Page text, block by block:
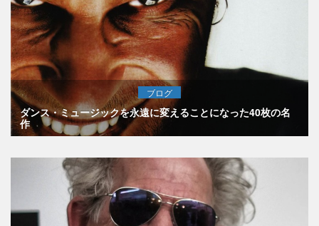
ブログ
ダンス・ミュージックを永遠に変えることになった40枚の名
作